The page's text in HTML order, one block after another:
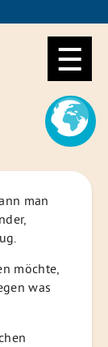
man
möchte,
was